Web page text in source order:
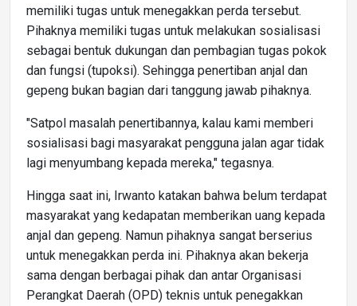
memiliki tugas untuk menegakkan perda tersebut.
Pihaknya memiliki tugas untuk melakukan sosialisasi
sebagai bentuk dukungan dan pembagian tugas pokok
dan fungsi (tupoksi). Sehingga penertiban anjal dan
gepeng bukan bagian dari tanggung jawab pihaknya.
"Satpol masalah penertibannya, kalau kami memberi
sosialisasi bagi masyarakat pengguna jalan agar tidak
lagi menyumbang kepada mereka," tegasnya.
Hingga saat ini, Irwanto katakan bahwa belum terdapat
masyarakat yang kedapatan memberikan uang kepada
anjal dan gepeng. Namun pihaknya sangat berserius
untuk menegakkan perda ini. Pihaknya akan bekerja
sama dengan berbagai pihak dan antar Organisasi
Perangkat Daerah (OPD) teknis untuk penegakkan